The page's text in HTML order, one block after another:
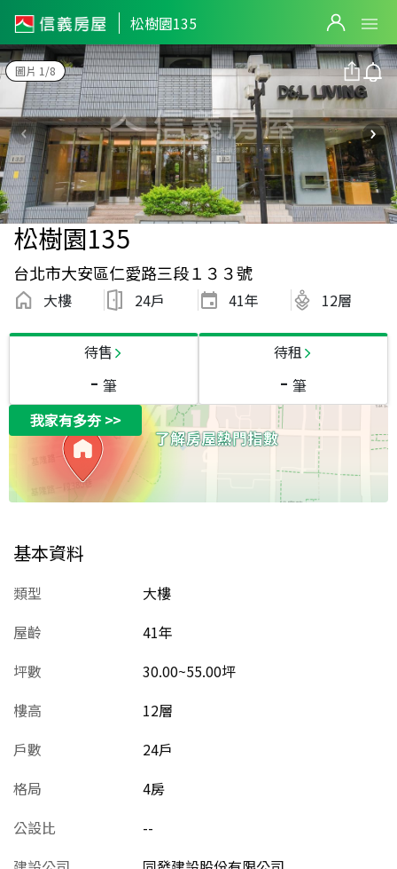
松樹園135
圖片 1/8
松樹園135
台北市大安區仁愛路三段１３３號
大樓 24戶 41年 12層
待售
- 筆
待租
- 筆
我家有多夯>>
基本資料
類型
大樓
屋齡
41年
坪數
30.00~55.00坪
樓高
12層
戶數
24戶
格局
4房
公設比
--